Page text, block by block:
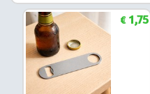
€1,75